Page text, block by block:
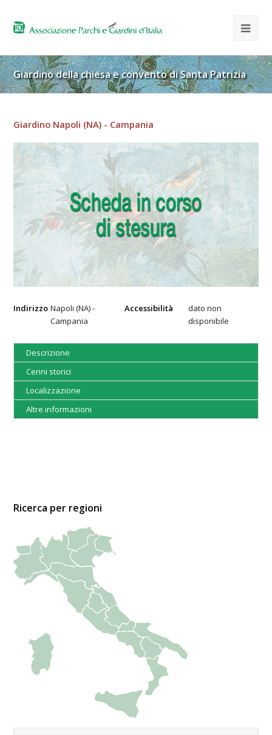
Giardino della chiesa e convento di Santa Patrizia
Giardino Napoli (NA) - Campania
Indirizzo Napoli (NA) -
Campania
Accessibilità
dato non
disponibile
Descrizione
Cenni storici
Localizzazione
Altre informazioni
Ricerca per regioni